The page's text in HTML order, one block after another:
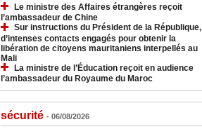
Le ministre des Affaires étrangères reçoit
l’ambassadeur de Chine
Sur instructions du Président de la République,
d’intenses contacts engagés pour obtenir la
libération de citoyens mauritaniens interpellés au
Mali
La ministre de l’Éducation reçoit en audience
l’ambassadeur du Royaume du Maroc
sécurité - 06/08/2026